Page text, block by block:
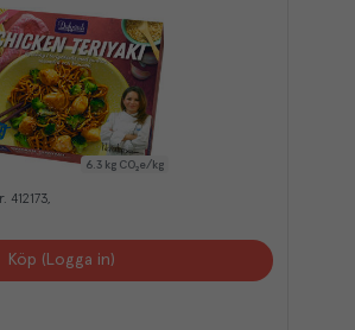
6.3 kg CO₂e/kg
412173
Köp (Logga in)